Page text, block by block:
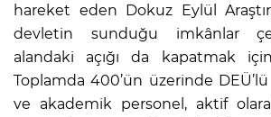
hareket eden Dokuz Eylül
devletin sunduğu imkânlar
alandaki açığı da kapatmak
Toplamda 400’ün üzerinde
ve akademik personel, aktif